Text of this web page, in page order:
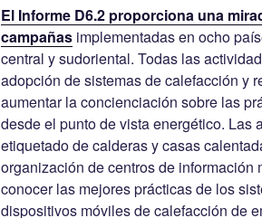
El Informe D6.2 proporciona una
campañas implementadas en ocho
central y sudoriental. Todas las
adopción de sistemas de calefacción y
aumentar la concienciación sobre las
desde el punto de vista energético. Las
etiquetado de calderas y casas
organización de centros de
conocer las mejores prácticas de los
dispositivos móviles de calefacción de